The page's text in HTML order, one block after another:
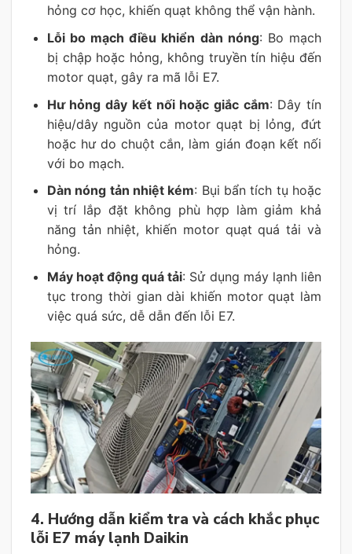
hỏng cơ học, khiến quạt không thể vận hành.
Lỗi bo mạch điều khiển dàn nóng: Bo mạch
bị chập hoặc hỏng, không truyền tín hiệu đến
motor quạt, gây ra mã lỗi E7.
Hư hỏng dây kết nối hoặc giắc cắm: Dây tín
hiệu/dây nguồn của motor quạt bị lỏng, đứt
hoặc hư do chuột cắn, làm gián đoạn kết nối
với bo mạch.
Dàn nóng tản nhiệt kém: Bụi bẩn tích tụ hoặc
vị trí lắp đặt không phù hợp làm giảm khả
năng tản nhiệt, khiến motor quạt quá tải và
hỏng.
Máy hoạt động quá tải: Sử dụng máy lạnh liên
tục trong thời gian dài khiến motor quạt làm
việc quá sức, dễ dẫn đến lỗi E7.
4. Hướng dẫn kiểm tra và cách khắc phục
lỗi E7 máy lạnh Daikin